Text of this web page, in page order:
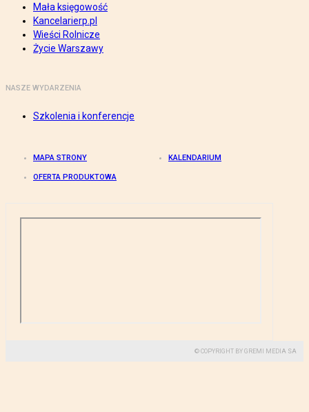
Mała księgowość
Kancelarierp.pl
Wieści Rolnicze
Życie Warszawy
NASZE WYDARZENIA
Szkolenia i konferencje
MAPA STRONY KALENDARIUM
OFERTA PRODUKTOWA
© COPYRIGHT BY GREMI MEDIA SA